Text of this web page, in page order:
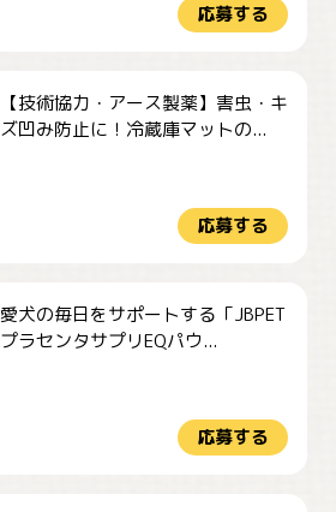
応募する
【技術協力・アース製薬】害虫・キ
ズ凹み防止に！冷蔵庫マットの...
応募する
愛犬の毎日をサポートする「JBPET
プラセンタサプリEQパウ...
応募する